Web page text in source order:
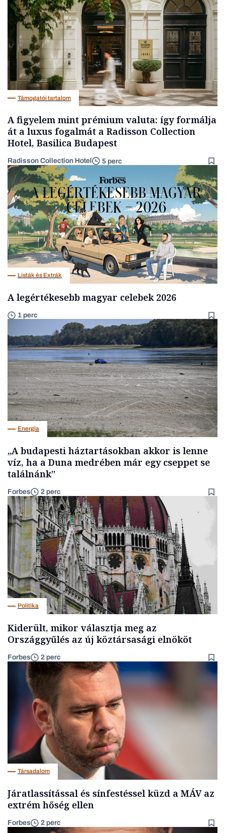
Energia
Támogatói tartalom
A figyelem mint prémium valuta: így formálja
át a luxus fogalmát a Radisson Collection
Hotel, Basilica Budapest
Radisson Collection Hotel 5 perc
Listák és Extrák
A legértékesebb magyar celebek 2026
1 perc
Energia
„A budapesti háztartásokban akkor is lenne
víz, ha a Duna medrében már egy cseppet se
találnánk”
Forbes 2 perc
Politika
Kiderült, mikor választja meg az
Országgyűlés az új köztársasági elnököt
Forbes 2 perc
Társadalom
Járatlassítással és sínfestéssel küzd a MÁV az
extrém hőség ellen
Forbes 2 perc